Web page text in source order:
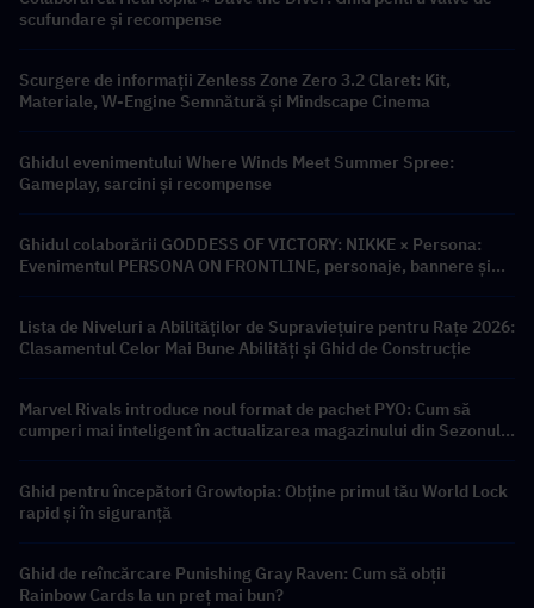
scufundare și recompense
Scurgere de informații Zenless Zone Zero 3.2 Claret: Kit,
Materiale, W-Engine Semnătură și Mindscape Cinema
Ghidul evenimentului Where Winds Meet Summer Spree:
Gameplay, sarcini și recompense
Ghidul colaborării GODDESS OF VICTORY: NIKKE × Persona:
Evenimentul PERSONA ON FRONTLINE, personaje, bannere și
Lista de Niveluri a Abilităților de Supraviețuire pentru Rațe 2026:
Clasamentul Celor Mai Bune Abilități și Ghid de Construcție
Marvel Rivals introduce noul format de pachet PYO: Cum să
cumperi mai inteligent în actualizarea magazinului din Sezonul
Ghid pentru începători Growtopia: Obține primul tău World Lock
rapid și în siguranță
Ghid de reîncărcare Punishing Gray Raven: Cum să obții
Rainbow Cards la un preț mai bun?